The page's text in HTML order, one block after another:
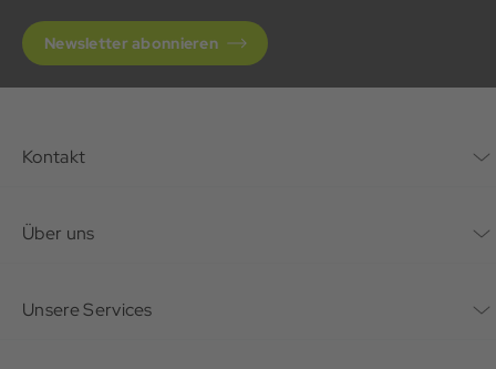
Newsletter abonnieren
Kontakt
Über uns
Unsere Services